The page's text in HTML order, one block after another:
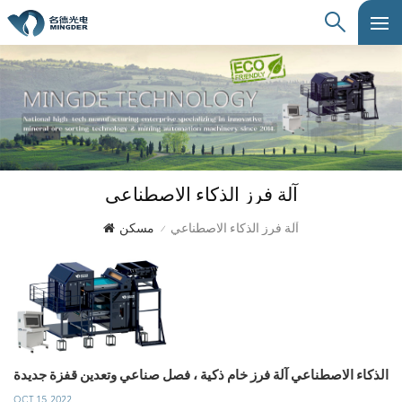
آلة فرز الذكاء الاصطناعي
مسكن / آلة فرز الذكاء الاصطناعي
الذكاء الاصطناعي آلة فرز خام ذكية ، فصل صناعي وتعدين قفزة جديدة